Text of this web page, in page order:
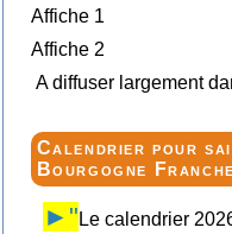
Affiche 1
Affiche 2
A diffuser largement
Calendrier pour
Bourgogne
►" Le calendrier